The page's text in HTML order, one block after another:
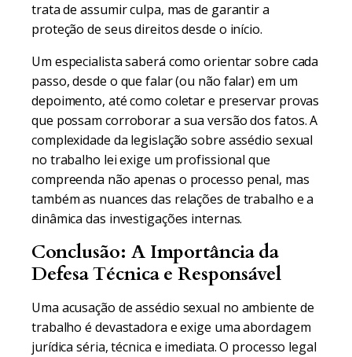
trata de assumir culpa, mas de garantir a
proteção de seus direitos desde o início.
Um especialista saberá como orientar sobre cada
passo, desde o que falar (ou não falar) em um
depoimento, até como coletar e preservar provas
que possam corroborar a sua versão dos fatos. A
complexidade da legislação sobre assédio sexual
no trabalho lei exige um profissional que
compreenda não apenas o processo penal, mas
também as nuances das relações de trabalho e a
dinâmica das investigações internas.
Conclusão: A Importância da
Defesa Técnica e Responsável
Uma acusação de assédio sexual no ambiente de
trabalho é devastadora e exige uma abordagem
jurídica séria, técnica e imediata. O processo legal